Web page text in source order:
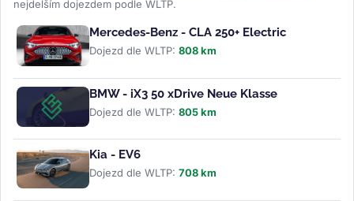
nejdelším dojezdem podle WLTP.
Mercedes-Benz - CLA 250+ Electric
Dojezd dle WLTP: 808 km
BMW - iX3 50 xDrive Neue Klasse
Dojezd dle WLTP: 805 km
Kia - EV6
Dojezd dle WLTP: 708 km